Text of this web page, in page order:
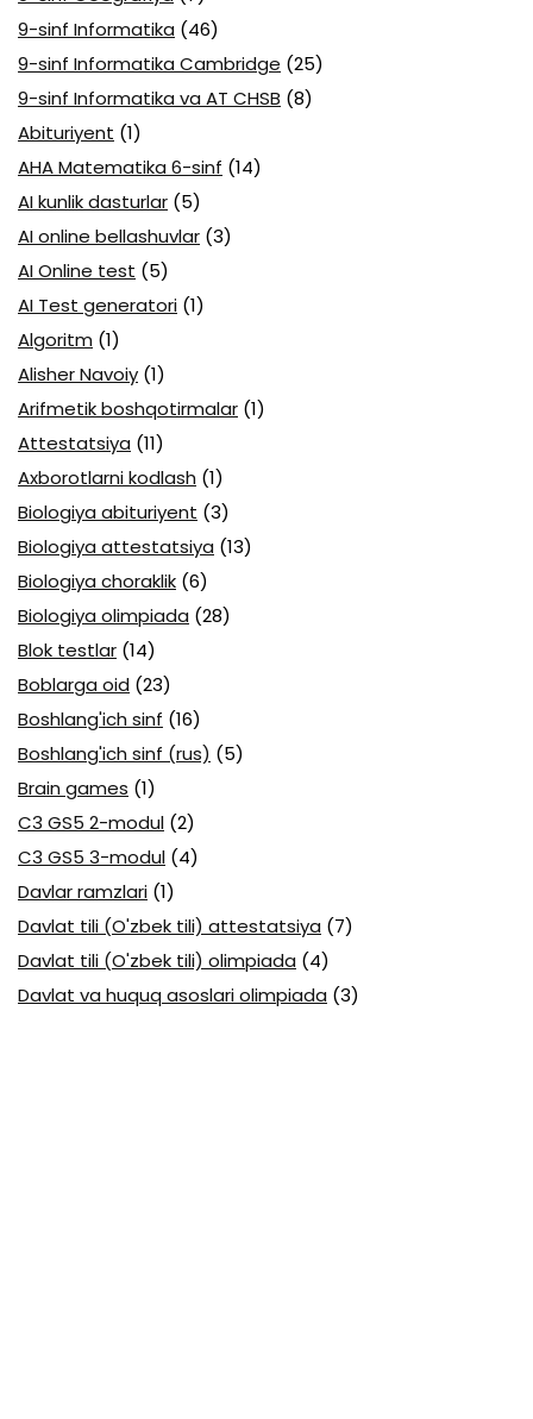
9-sinf Informatika (46)
9-sinf Informatika Cambridge (25)
9-sinf Informatika va AT CHSB (8)
Abituriyent (1)
AHA Matematika 6-sinf (14)
AI kunlik dasturlar (5)
AI online bellashuvlar (3)
AI Online test (5)
AI Test generatori (1)
Algoritm (1)
Alisher Navoiy (1)
Arifmetik boshqotirmalar (1)
Attestatsiya (11)
Axborotlarni kodlash (1)
Biologiya abituriyent (3)
Biologiya attestatsiya (13)
Biologiya choraklik (6)
Biologiya olimpiada (28)
Blok testlar (14)
Boblarga oid (23)
Boshlang'ich sinf (16)
Boshlang'ich sinf (rus) (5)
Brain games (1)
C3 GS5 2-modul (2)
C3 GS5 3-modul (4)
Davlar ramzlari (1)
Davlat tili (O'zbek tili) attestatsiya (7)
Davlat tili (O'zbek tili) olimpiada (4)
Davlat va huquq asoslari olimpiada (3)